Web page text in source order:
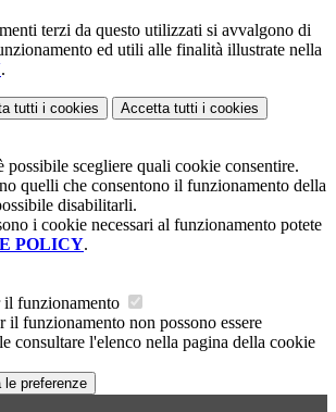
terzi da questo utilizzati si avvalgono di
ed utili alle finalità illustrate nella
.
tutti i cookies Accetta tutti i cookies
possibile scegliere quali cookie consentire.
quelli che consentono il funzionamento della
disabilitarli.
i cookie necessari al funzionamento potete
POLICY.
il funzionamento
il funzionamento non possono essere
consultare l'elenco nella pagina della cookie
le preferenze